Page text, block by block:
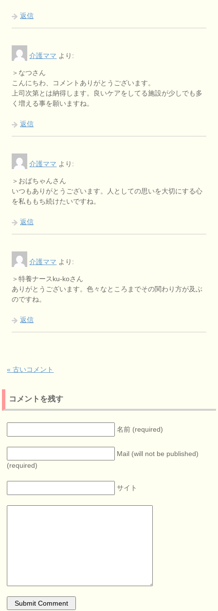
返信
介護ママ より:
＞なつさん
こんにちわ、コメントありがとうございます。
上司次第とは納得します。良いケアをしてる施設が少しでも多
く増える事を願いますね。
返信
介護ママ より:
＞おばちゃんさん
いつもありがとうございます。人としての思いを大切にする心
を私ももち続けたいですね。
返信
介護ママ より:
＞特養ナースku-koさん
ありがとうございます。色々なところまでその関わり方が及ぶ
のですね。
返信
« 古いコメント
コメントを残す
名前 (required)
Mail (will not be published)
(required)
サイト